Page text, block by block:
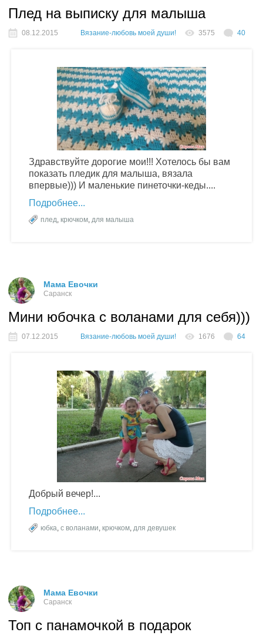
Плед на выписку для малыша
08.12.2015 Вязание-любовь моей души! 3575 40
Здравствуйте дорогие мои!!! Хотелось бы вам
показать пледик для малыша, вязала
впервые))) И маленькие пинеточки-кеды....
Подробнее
плед, крючком, для малыша
Мама Евочки
Саранск
Мини юбочка с воланами для себя)))
07.12.2015 Вязание-любовь моей души! 1676 64
Добрый вечер!...
Подробнее
юбка, с воланами, крючком, для девушек
Мама Евочки
Саранск
Топ с панамочкой в подарок